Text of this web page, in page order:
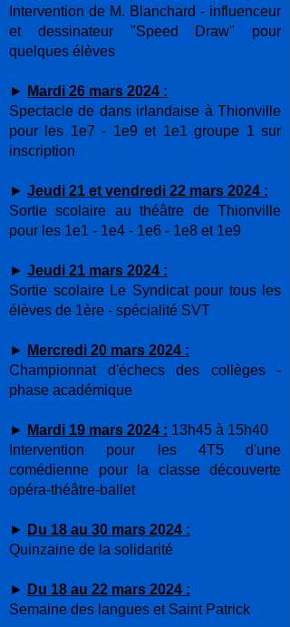
Intervention de M. Blanchard - influenceur
et dessinateur "Speed Draw" pour
quelques élèves
► Mardi 26 mars 2024 :
Spectacle de dans irlandaise à Thionville
pour les 1e7 - 1e9 et 1e1 groupe 1 sur
inscription
► Jeudi 21 et vendredi 22 mars 2024 :
Sortie scolaire au théâtre de Thionville
pour les 1e1 - 1e4 - 1e6 - 1e8 et 1e9
► Jeudi 21 mars 2024 :
Sortie scolaire Le Syndicat pour tous les
élèves de 1ère - spécialité SVT
► Mercredi 20 mars 2024 :
Championnat d'échecs des collèges -
phase académique
► Mardi 19 mars 2024 : 13h45 à 15h40
Intervention pour les 4T5 d'une
comédienne pour la classe découverte
opéra-théâtre-ballet
► Du 18 au 30 mars 2024 :
Quinzaine de la solidarité
► Du 18 au 22 mars 2024 :
Semaine des langues et Saint Patrick